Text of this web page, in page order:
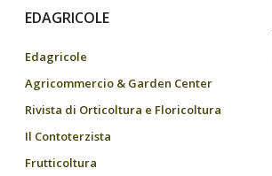
EDAGRICOLE
Edagricole
Agricommercio & Garden Center
Rivista di Orticoltura e Floricoltura
Il Contoterzista
Frutticoltura